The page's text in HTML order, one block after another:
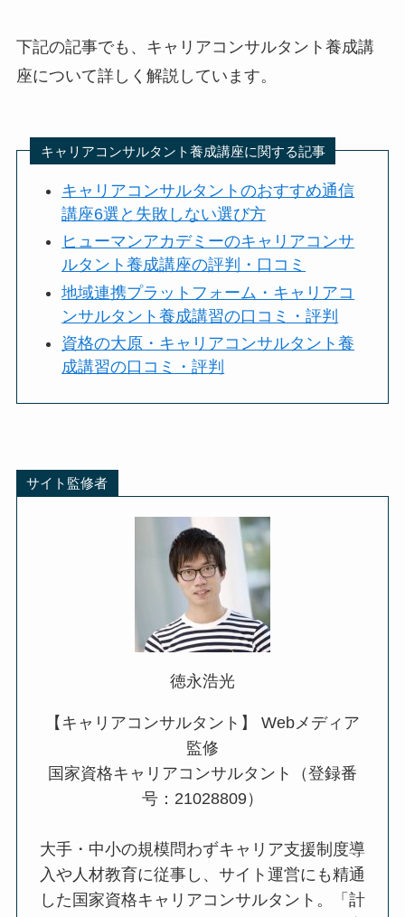
下記の記事でも、キャリアコンサルタント養成講
座について詳しく解説しています。
キャリアコンサルタント養成講座に関する記事
キャリアコンサルタントのおすすめ通信
講座6選と失敗しない選び方
ヒューマンアカデミーのキャリアコンサ
ルタント養成講座の評判・口コミ
地域連携プラットフォーム・キャリアコ
ンサルタント養成講習の口コミ・評判
資格の大原・キャリアコンサルタント養
成講習の口コミ・評判
サイト監修者
徳永浩光
【キャリアコンサルタント】 Webメディア
監修
国家資格キャリアコンサルタント（登録番
号：21028809）
大手・中小の規模問わずキャリア支援制度導
入や人材教育に従事し、サイト運営にも精通
した国家資格キャリアコンサルタント。「計